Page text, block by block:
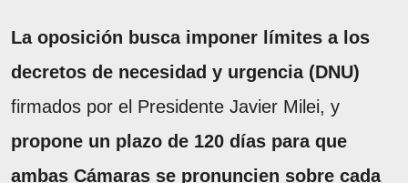
La oposición busca imponer límites a los
decretos de necesidad y urgencia (DNU)
firmados por el Presidente Javier Milei, y
propone un plazo de 120 días para que
ambas Cámaras se pronuncien sobre cada